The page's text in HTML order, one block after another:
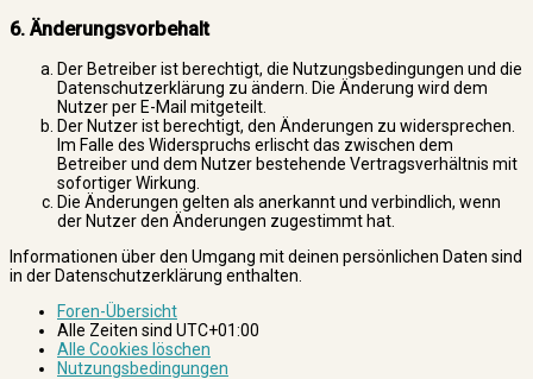
6. Änderungsvorbehalt
Der Betreiber ist berechtigt, die Nutzungsbedingungen und die
Datenschutzerklärung zu ändern. Die Änderung wird dem
Nutzer per E-Mail mitgeteilt.
Der Nutzer ist berechtigt, den Änderungen zu widersprechen.
Im Falle des Widerspruchs erlischt das zwischen dem
Betreiber und dem Nutzer bestehende Vertragsverhältnis mit
sofortiger Wirkung.
Die Änderungen gelten als anerkannt und verbindlich, wenn
der Nutzer den Änderungen zugestimmt hat.
Informationen über den Umgang mit deinen persönlichen Daten sind
in der Datenschutzerklärung enthalten.
Foren-Übersicht
Alle Zeiten sind UTC+01:00
Alle Cookies löschen
Nutzungsbedingungen